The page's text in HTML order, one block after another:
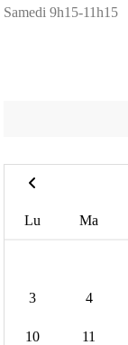
Samedi 9h15-11h15
Lu Ma
3 4
10 11